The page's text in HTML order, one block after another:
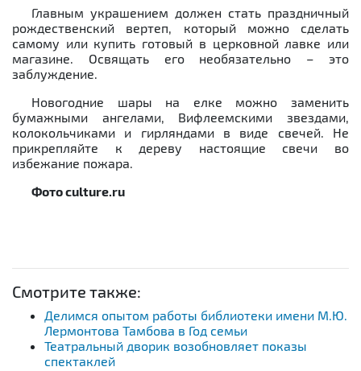
Главным украшением должен стать праздничный
рождественский вертеп, который можно сделать
самому или купить готовый в церковной лавке или
магазине. Освящать его необязательно – это
заблуждение.
Новогодние шары на елке можно заменить
бумажными ангелами, Вифлеемскими звездами,
колокольчиками и гирляндами в виде свечей. Не
прикрепляйте к дереву настоящие свечи во
избежание пожара.
Фото culture.ru
Смотрите также:
Делимся опытом работы библиотеки имени М.Ю.
Лермонтова Тамбова в Год семьи
Театральный дворик возобновляет показы
спектаклей